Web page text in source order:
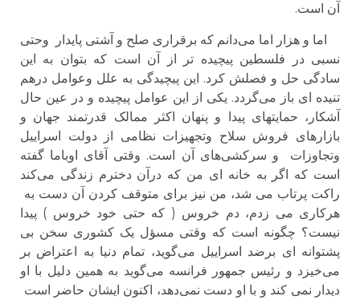
آن است.
اما و هزار اما می‌دانم که برقراری صلح و آشتی پایدار وحتی
نسبی در فلسطین پیچیده تر از آن است که بتوان به این
سادگی حل و فصلش کرد. این پیچیدگی به علل وعوامل درهم
تنیده ای باز می‌گردد. یکی از این عوامل پیچیده و در عین حال
آشکار، حمایتهای پیدا و پنهان اکثر ممالک قدرتمند جهان و
بازارهای فروش سلاح وتجهیزات نظامی از دولت اسراییل
وتجاوزات و سرکشی‌های آن است. وقتی آقای اوباما گفته
است که اگر به خانه ای من که درآن دخترم زندگی می‌کند
راکت پرتاب می شد، من نیز برای متوقف کردن آن دست به
هرکاری می زدم، دم خروس ( که حتی خود خروس ) پیدا
نیست؟ چگونه است که وقتی مسؤل یک کشوری سخن بی
پشتوانه ای برضد اسراییل می‌گوید، تمام دنیا به اعتراض بر
می‌خیزد و رئیس جمهور فرانسه می‌گوید به همین دلیل با او
دیدار نمی کند و با او دست نمی‌دهد، اکنون ایشان حاضر است